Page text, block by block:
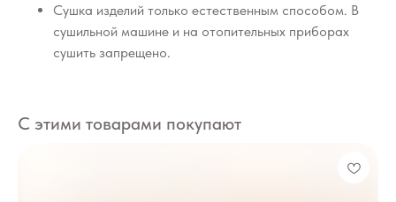
Сушка изделий только естественным способом. В
сушильной машине и на отопительных приборах
сушить запрещено.
С этими товарами покупают